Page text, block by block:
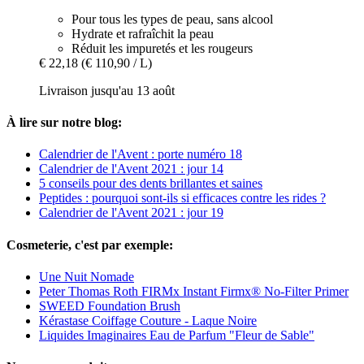
Pour tous les types de peau, sans alcool
Hydrate et rafraîchit la peau
Réduit les impuretés et les rougeurs
€ 22,18 (€ 110,90 / L)
Livraison jusqu'au 13 août
À lire sur notre blog:
Calendrier de l'Avent : porte numéro 18
Calendrier de l'Avent 2021 : jour 14
5 conseils pour des dents brillantes et saines
Peptides : pourquoi sont-ils si efficaces contre les rides ?
Calendrier de l'Avent 2021 : jour 19
Cosmeterie, c'est par exemple:
Une Nuit Nomade
Peter Thomas Roth FIRMx Instant Firmx® No-Filter Primer
SWEED Foundation Brush
Kérastase Coiffage Couture - Laque Noire
Liquides Imaginaires Eau de Parfum "Fleur de Sable"